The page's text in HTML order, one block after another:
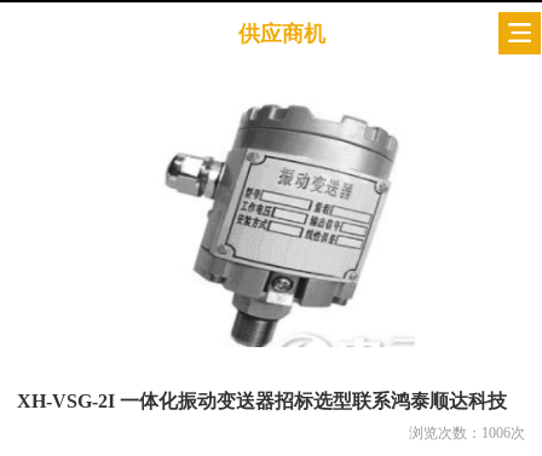
供应商机
XH-VSG-2I 一体化振动变送器招标选型联系鸿泰顺达科技
浏览次数： 1006次